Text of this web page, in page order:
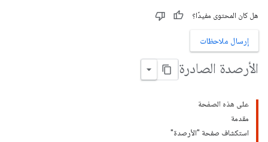
هل كان المحتوى مفيدًا؟
إرسال ملاحظات
الأرصدة الصادرة
على هذه الصفحة
مقدمة
استكشاف صفحة "الأرصدة"